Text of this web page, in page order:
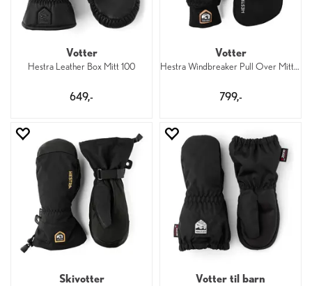
Votter
Hestra Leather Box Mitt 100
649,-
Votter
Hestra Windbreaker Pull Over Mitt 100
799,-
Skivotter Votter til barn